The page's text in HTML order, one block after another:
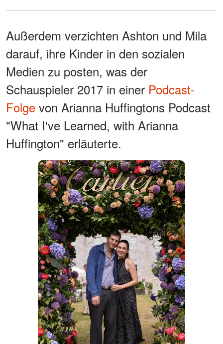
Außerdem verzichten Ashton und Mila
darauf, ihre Kinder in den sozialen
Medien zu posten, was der
Schauspieler 2017 in einer Podcast-
Folge von Arianna Huffingtons Podcast
"What I've Learned, with Arianna
Huffington" erläuterte.